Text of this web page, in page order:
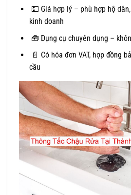
💵 Giá hợp lý – phù hợp hộ
kinh doanh
🧰 Dụng cụ chuyên dụng –
📄 Có hóa đơn VAT, hợp đồng
cầu